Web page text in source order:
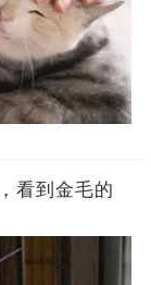
看到金毛的